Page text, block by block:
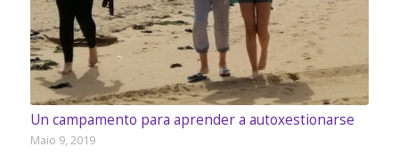
Un campamento para aprender a autoxestionarse
Maio 9, 2019